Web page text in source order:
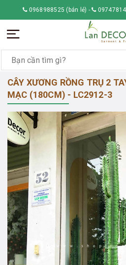
0968988525 (bán lẻ) -
CÂY XƯƠNG RỒNG TRỤ 2
MẠC (180CM) - LC2912-3